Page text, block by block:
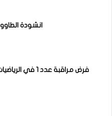
انشودة
فرض مراقبة عدد 1 في الرياضيات 9 أساسي ـ 3